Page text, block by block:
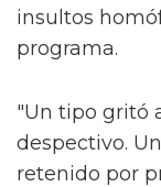
insultos
programa.
"Un tipo gritó
despectivo.
retenido por